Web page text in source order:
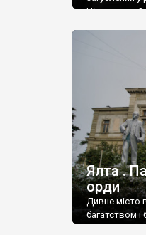
Ніжин греки?
Ялта .
орди
Дивне місто
багатством і